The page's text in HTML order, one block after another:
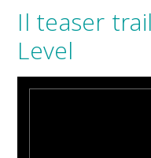
Il teaser
Level